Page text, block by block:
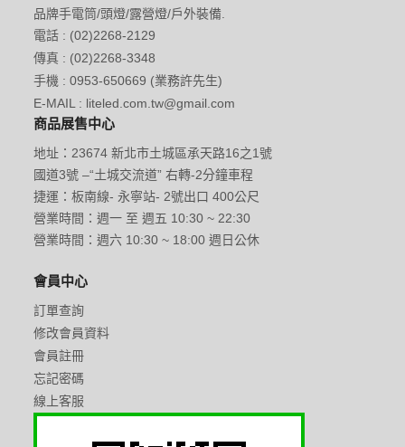
品牌手電筒/頭燈/露營燈/戶外裝備.
電話 : (02)2268-2129
傳真 : (02)2268-3348
手機 : 0953-650669 (業務許先生)
E-MAIL : liteled.com.tw@gmail.com
商品展售中心
地址：23674 新北市土城區承天路16之1號
國道3號 –“土城交流道” 右轉-2分鐘車程
捷運：板南線- 永寧站- 2號出口 400公尺
營業時間：週一 至 週五 10:30 ~ 22:30
營業時間：週六 10:30 ~ 18:00 週日公休
會員中心
訂單查詢
修改會員資料
會員註冊
忘記密碼
線上客服